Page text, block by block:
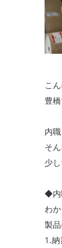
こ
豊
内
そ
少
◆内
わ
製
1.